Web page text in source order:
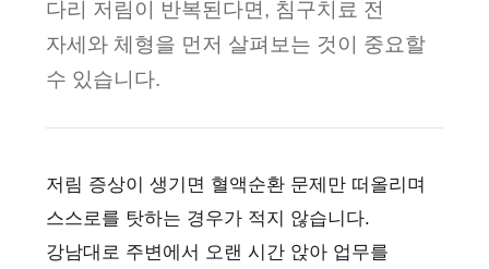
다리 저림이 반복된다면, 침구치료 전
자세와 체형을 먼저 살펴보는 것이 중요할
수 있습니다.
저림 증상이 생기면 혈액순환 문제만 떠올리며
스스로를 탓하는 경우가 적지 않습니다.
강남대로 주변에서 오랜 시간 앉아 업무를